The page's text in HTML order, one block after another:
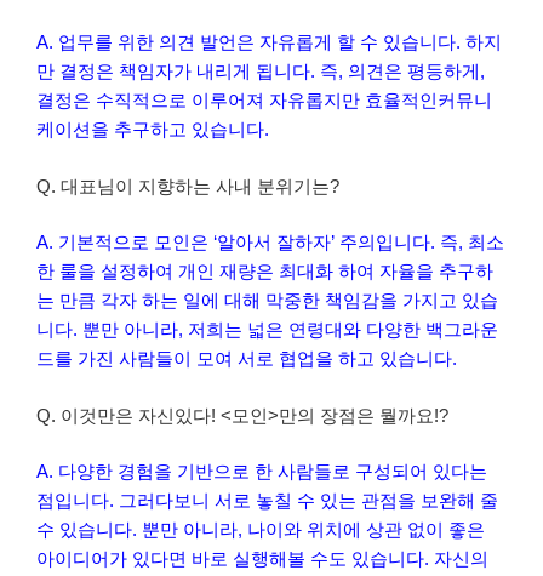
A. 업무를 위한 의견 발언은 자유롭게 할 수 있습니다. 하지
만 결정은 책임자가 내리게 됩니다. 즉, 의견은 평등하게,
결정은 수직적으로 이루어져 자유롭지만 효율적인커뮤니
케이션을 추구하고 있습니다.
Q. 대표님이 지향하는 사내 분위기는?
A. 기본적으로 모인은 ‘알아서 잘하자’ 주의입니다. 즉, 최소
한 룰을 설정하여 개인 재량은 최대화 하여 자율을 추구하
는 만큼 각자 하는 일에 대해 막중한 책임감을 가지고 있습
니다. 뿐만 아니라, 저희는 넓은 연령대와 다양한 백그라운
드를 가진 사람들이 모여 서로 협업을 하고 있습니다.
Q. 이것만은 자신있다! <모인>만의 장점은 뭘까요!?
A. 다양한 경험을 기반으로 한 사람들로 구성되어 있다는
점입니다. 그러다보니 서로 놓칠 수 있는 관점을 보완해 줄
수 있습니다. 뿐만 아니라, 나이와 위치에 상관 없이 좋은
아이디어가 있다면 바로 실행해볼 수도 있습니다. 자신의